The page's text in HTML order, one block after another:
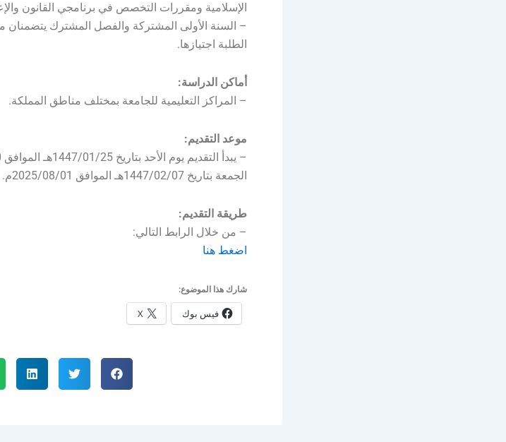
الإسلامية ومقررات التخصص في برنامجي القانون
– السنة الأولى المشتركة والفصل المشترك يتضمنان
الطلبة اجتيازها.
أماكن الدراسة:
– المراكز التعليمية للجامعة بمختلف مناطق المملكة.
موعد التقديم:
الجمعة بتاريخ 1447/02/07هـ الموافق 2025/08/01م.
طريقة التقديم:
– من خلال الرابط التالي:
اضغط هنا
شارك هذا الموضوع:
فيس بوك X